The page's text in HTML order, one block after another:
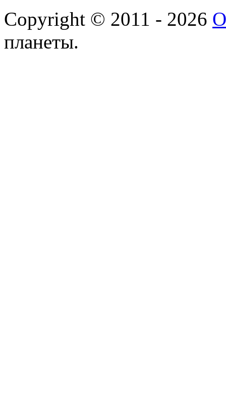
Copyright © 2011 - 2026
планеты.